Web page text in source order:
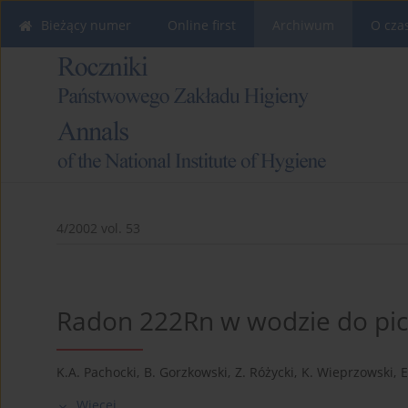
Bieżący numer Online first O
4/2002 vol. 53
Radon 222Rn w wodzie do
K.A. Pachocki, B. Gorzkowski, Z. Różycki, K. Wieprzowski,